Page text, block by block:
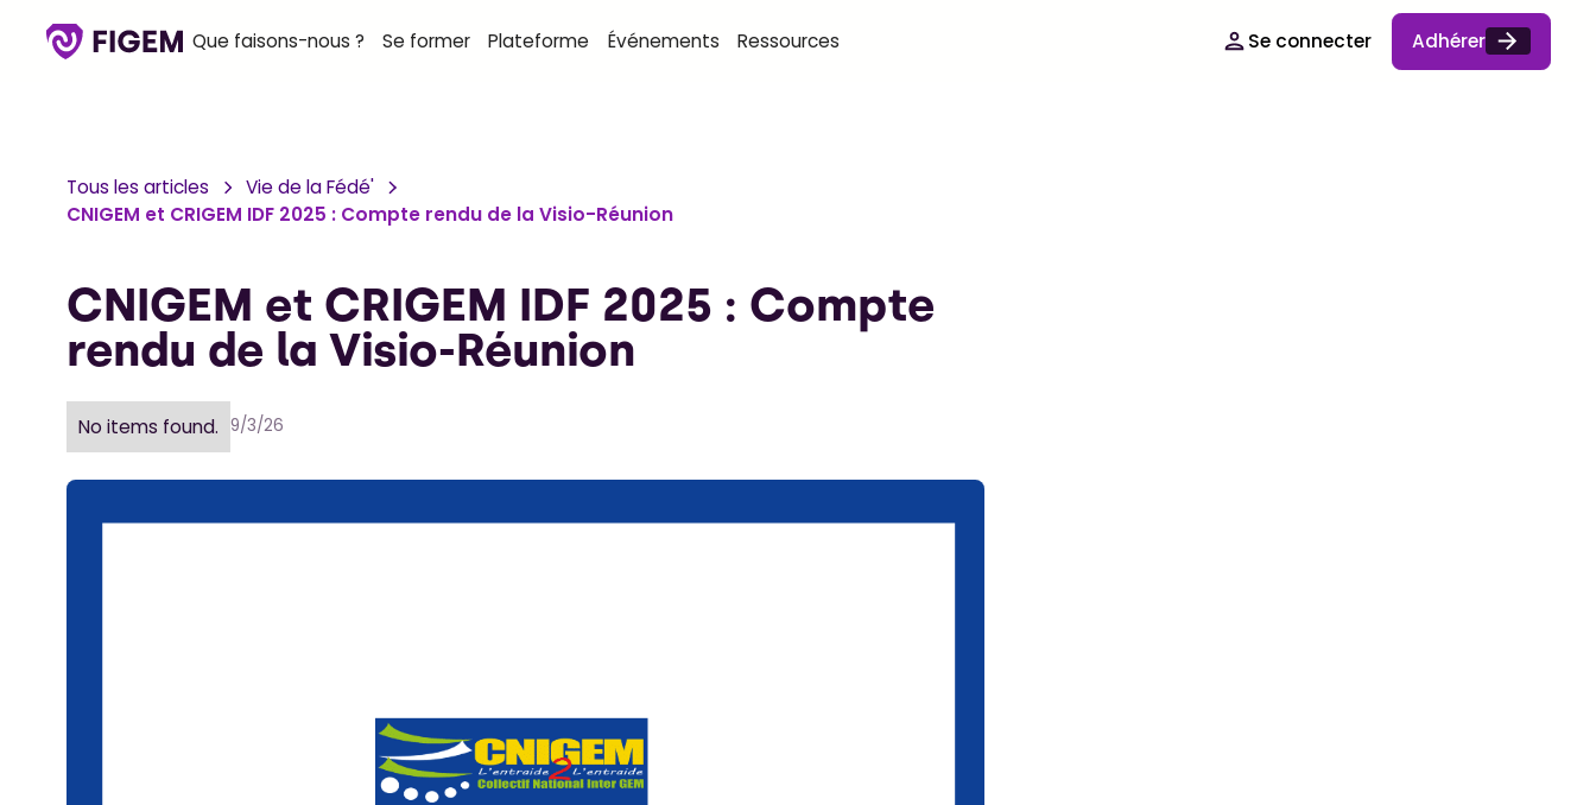
Que faisons-nous ? Se former Plateforme Événements Ressources Se connecter Adhérer
Tous les articles
Vie de la Fédé'
CNIGEM et CRIGEM IDF 2025 : Compte rendu de la Visio-Réunion
CNIGEM et CRIGEM IDF 2025 : Compte
rendu de la Visio-Réunion
No items found. 9/3/26